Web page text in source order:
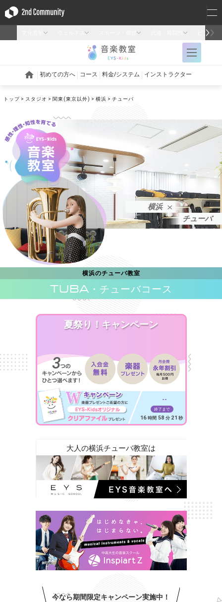
トップ スタジオ 関東(東京以外) 横浜 チューバ
横浜
チューバ
横浜のチューバ教室
TUBA ・チューバコース
夏祭り！キャンペーン
--
終了まで
16 時間 58 分 19 秒
大人の横浜チューバ教室は
今なら期間限定キャンペーン実施中！